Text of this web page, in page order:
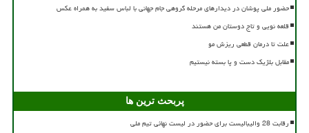
حضور ملی پوشان در دیدارهای مرحله گروهی جام جهانی با لباس سفید به همراه عکس
قلعه نویی و تاج دوستان من هستند
علت تا درمان قطعی ریزش مو
مقابل بلژیک دست و پا بسته نیستیم
پربحث ترین ها
رقابت 28 والیبالیست برای حضور در لیست نهائی تیم ملی